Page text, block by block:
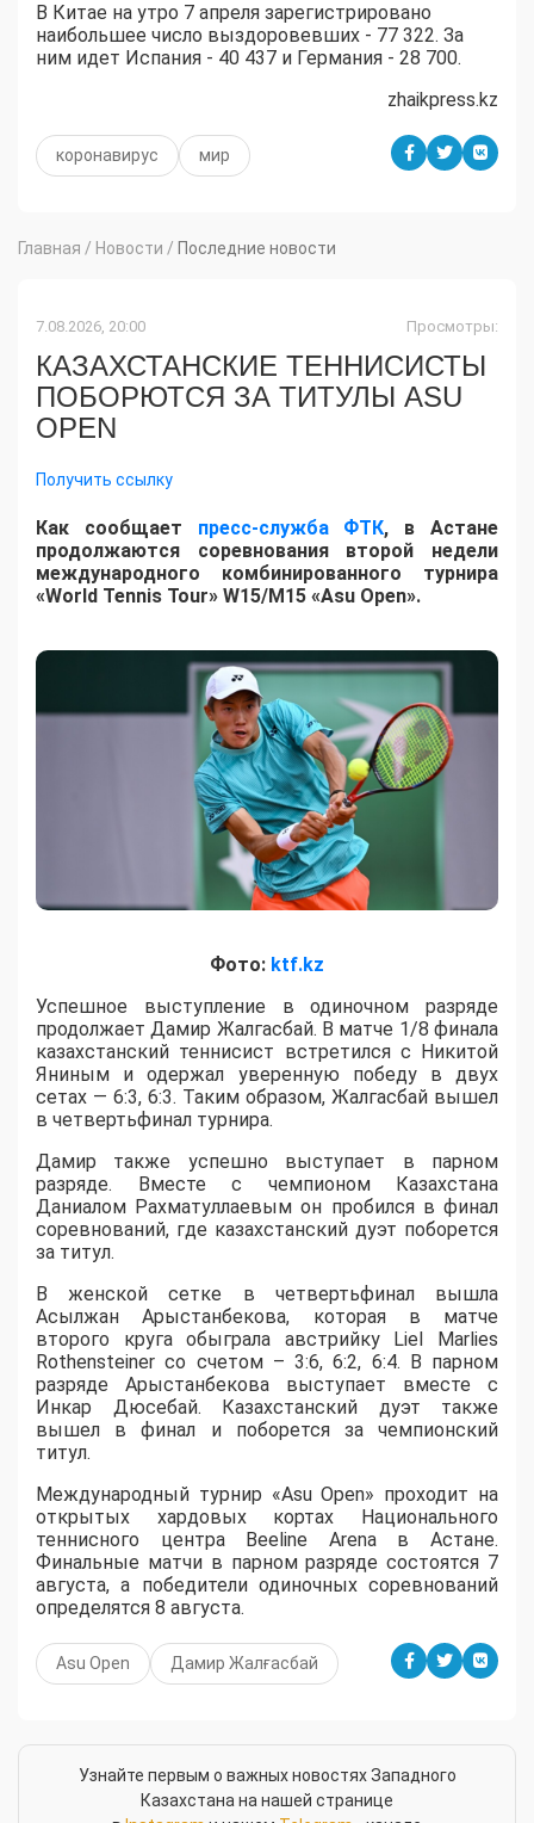
В Китае на утро 7 апреля зарегистрировано
наибольшее число выздоровевших - 77 322. За
ним идет Испания - 40 437 и Германия - 28 700.
zhaikpress.kz
коронавирус мир
Главная / Новости / Последние новости
7.08.2026, 20:00 Просмотры:
КАЗАХСТАНСКИЕ ТЕННИСИСТЫ
ПОБОРЮТСЯ ЗА ТИТУЛЫ ASU
OPEN
Получить ссылку
Как сообщает пресс-служба ФТК, в Астане
продолжаются соревнования второй недели
международного комбинированного турнира
«World Tennis Tour» W15/M15 «Asu Open».
Фото: ktf.kz
Успешное выступление в одиночном разряде
продолжает Дамир Жалгасбай. В матче 1/8 финала
казахстанский теннисист встретился с Никитой
Яниным и одержал уверенную победу в двух
сетах — 6:3, 6:3. Таким образом, Жалгасбай вышел
в четвертьфинал турнира.
Дамир также успешно выступает в парном
разряде. Вместе с чемпионом Казахстана
Даниалом Рахматуллаевым он пробился в финал
соревнований, где казахстанский дуэт поборется
за титул.
В женской сетке в четвертьфинал вышла
Асылжан Арыстанбекова, которая в матче
второго круга обыграла австрийку Liel Marlies
Rothensteiner со счетом – 3:6, 6:2, 6:4. В парном
разряде Арыстанбекова выступает вместе с
Инкар Дюсебай. Казахстанский дуэт также
вышел в финал и поборется за чемпионский
титул.
Международный турнир «Asu Open» проходит на
открытых хардовых кортах Национального
теннисного центра Beeline Arena в Астане.
Финальные матчи в парном разряде состоятся 7
августа, а победители одиночных соревнований
определятся 8 августа.
Asu Open Дамир Жалғасбай
Узнайте первым о важных новостях Западного
Казахстана на нашей странице